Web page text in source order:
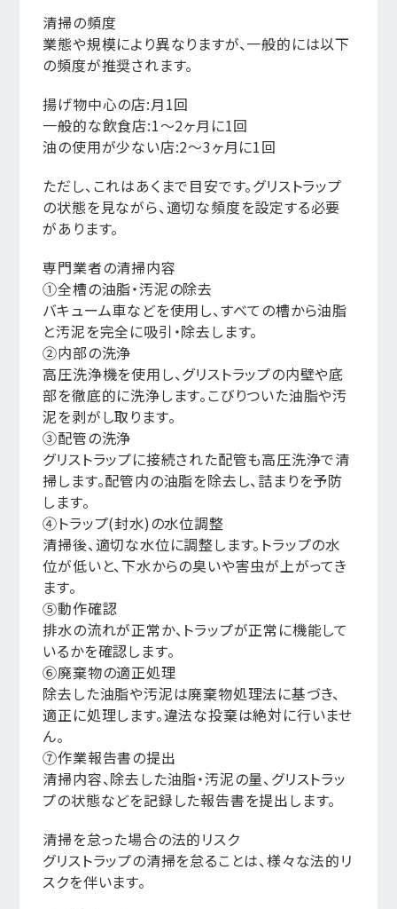
清掃の頻度
業態や規模により異なりますが、一般的には以下
の頻度が推奨されます。
揚げ物中心の店:月1回
一般的な飲食店:1〜2ヶ月に1回
油の使用が少ない店:2〜3ヶ月に1回
ただし、これはあくまで目安です。グリストラップ
の状態を見ながら、適切な頻度を設定する必要
があります。
専門業者の清掃内容
①全槽の油脂・汚泥の除去
バキューム車などを使用し、すべての槽から油脂
と汚泥を完全に吸引・除去します。
②内部の洗浄
高圧洗浄機を使用し、グリストラップの内壁や底
部を徹底的に洗浄します。こびりついた油脂や汚
泥を剥がし取ります。
③配管の洗浄
グリストラップに接続された配管も高圧洗浄で清
掃します。配管内の油脂を除去し、詰まりを予防
します。
④トラップ(封水)の水位調整
清掃後、適切な水位に調整します。トラップの水
位が低いと、下水からの臭いや害虫が上がってき
ます。
⑤動作確認
排水の流れが正常か、トラップが正常に機能して
いるかを確認します。
⑥廃棄物の適正処理
除去した油脂や汚泥は廃棄物処理法に基づき、
適正に処理します。違法な投棄は絶対に行いませ
ん。
⑦作業報告書の提出
清掃内容、除去した油脂・汚泥の量、グリストラッ
プの状態などを記録した報告書を提出します。
清掃を怠った場合の法的リスク
グリストラップの清掃を怠ることは、様々な法的リ
スクを伴います。